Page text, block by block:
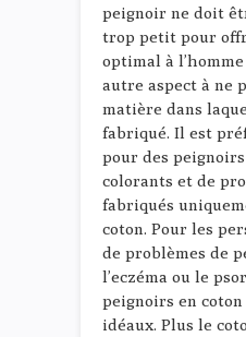
peignoir ne doit
trop petit pour
optimal à
autre aspect à ne
matière dans
fabriqué. Il est
pour des
colorants et de
fabriqués
coton. Pour les
de problèmes de
l’eczéma ou le
peignoirs en
idéaux. Plus le